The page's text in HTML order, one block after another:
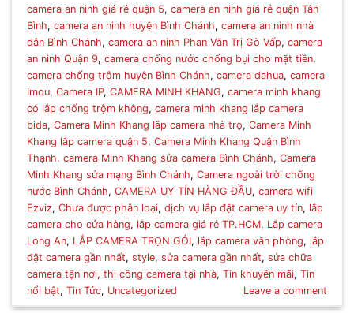
camera an ninh giá rẻ quận 5,camera an ninh giá rẻ quận Tân
Bình,camera an ninh huyện Bình Chánh,camera an ninh nhà
dân Bình Chánh,camera an ninh Phan Văn Trị Gò Vấp,camera
an ninh Quận 9,camera chống nước chống bụi cho mặt tiền,
camera chống trộm huyện Bình Chánh,camera dahua,camera
Imou,Camera IP,CAMERA MINH KHANG,camera minh khang
có lắp chống trộm không,camera minh khang lắp camera
bida,Camera Minh Khang lắp camera nhà trọ,Camera Minh
Khang lắp camera quận 5,Camera Minh Khang Quận Bình
Thạnh,camera Minh Khang sửa camera Bình Chánh,Camera
Minh Khang sửa mạng Bình Chánh,Camera ngoài trời chống
nước Bình Chánh,CAMERA UY TÍN HÀNG ĐẦU,camera wifi
Ezviz,Chưa được phân loại,dịch vụ lắp đặt camera uy tín, lắp
camera cho cửa hàng, lắp camera giá rẻ TP.HCM, Lắp camera
Long An, LẮP CAMERA TRỌN GÓI, lắp camera văn phòng, lắp
đặt camera gần nhất,style,sửa camera gần nhất,sửa chữa
camera tận nơi,thi công camera tại nhà,Tin khuyến mãi,Tin
nổi bật,Tin Tức, Uncategorized Leave a comment